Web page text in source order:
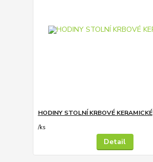
HODINY STOLNÍ KRBOVÉ KERAMICKÉ
/ks
Detail